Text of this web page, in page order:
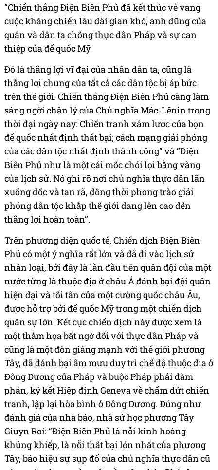
“Chiến thắng Điện Biên Phủ đã kết thúc vẻ vang
cuộc kháng chiến lâu dài gian khổ, anh dũng của
quân và dân ta chống thực dân Pháp và sự can
thiệp của đế quốc Mỹ.
Đó là thắng lợi vĩ đại của nhân dân ta, cũng là
thắng lợi chung của tất cả các dân tộc bị áp bức
trên thế giới. Chiến thắng Điện Biên Phủ càng làm
sáng ngời chân lý của Chủ nghĩa Mác-Lênin trong
thời đại ngày nay: Chiến tranh xâm lược của bọn
đế quốc nhất định thất bại; cách mạng giải phóng
của các dân tộc nhất định thành công” và “Điện
Biên Phủ như là một cái mốc chói lọi bằng vàng
của lịch sử. Nó ghi rõ nơi chủ nghĩa thực dân lăn
xuống dốc và tan rã, đồng thời phong trào giải
phóng dân tộc khắp thế giới đang lên cao đến
thắng lợi hoàn toàn”.
Trên phương diện quốc tế, Chiến dịch Điện Biên
Phủ có một ý nghĩa rất lớn và đã đi vào lịch sử
nhân loại, bởi đây là lần đầu tiên quân đội của một
nước từng là thuộc địa ở châu Á đánh bại đội quân
hiện đại và tối tân của một cường quốc châu Âu,
được hỗ trợ bởi đế quốc Mỹ trong một chiến dịch
quân sự lớn. Kết cục chiến dịch này được xem là
một thảm họa bất ngờ đối với thực dân Pháp và
cũng là một đòn giáng mạnh với thế giới phương
Tây, đã đánh bại âm mưu duy trì chế độ thuộc địa ở
Đông Dương của Pháp và buộc Pháp phải đàm
phán, ký kết Hiệp định Geneva về chấm dứt chiến
tranh, lập lại hòa bình ở Đông Dương. Đúng như
đánh giá của nhà báo, nhà sử học phương Tây
Giuyn Roi: “Điện Biên Phủ là nỗi kinh hoàng
khủng khiếp, là nỗi thất bại lớn nhất của phương
Tây, báo hiệu sự sụp đổ của chủ nghĩa thực dân cũ